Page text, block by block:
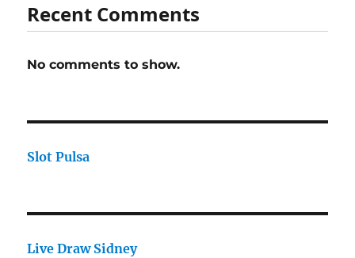
Recent Comments
No comments to show.
Slot Pulsa
Live Draw Sidney